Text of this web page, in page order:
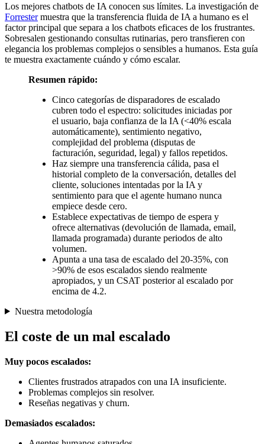
Los mejores chatbots de IA conocen sus límites. La investigación de
Forrestermuestra que la transferencia fluida de IA a humano es el
factor principal que separa a los chatbots eficaces de los frustrantes.
Sobresalen gestionando consultas rutinarias, pero transfieren con
elegancia los problemas complejos o sensibles a humanos. Esta guía
te muestra exactamente cuándo y cómo escalar.
Resumen rápido:
Cinco categorías de disparadores de escalado
cubren todo el espectro: solicitudes iniciadas por
el usuario, baja confianza de la IA (<40% escala
automáticamente), sentimiento negativo,
complejidad del problema (disputas de
facturación, seguridad, legal) y fallos repetidos.
Haz siempre una transferencia cálida, pasa el
historial completo de la conversación, detalles del
cliente, soluciones intentadas por la IA y
sentimiento para que el agente humano nunca
empiece desde cero.
Establece expectativas de tiempo de espera y
ofrece alternativas (devolución de llamada, email,
llamada programada) durante periodos de alto
volumen.
Apunta a una tasa de escalado del 20-35%, con
>90% de esos escalados siendo realmente
apropiados, y un CSAT posterior al escalado por
encima de 4.2.
Nuestra metodología
El coste de un mal escalado
Muy pocos escalados:
Clientes frustrados atrapados con una IA insuficiente.
Problemas complejos sin resolver.
Reseñas negativas y churn.
Demasiados escalados: